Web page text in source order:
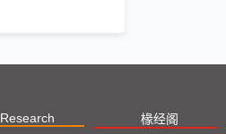
2023
Research 椽经阁